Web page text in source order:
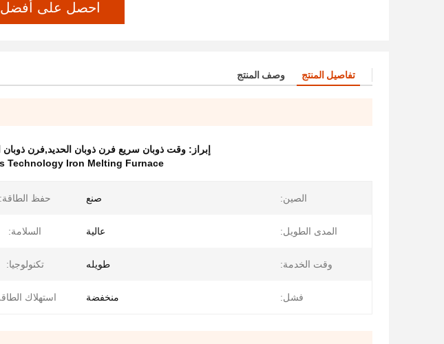
احصل على
تفاصيل المنتج وصف المنتج
إبراز: وقت ذوبان سريع فرن ذوبان الحديد,فرن ذوبان
Technology Iron Melting Furnace
الصين: صنع حفظ الطاقة:
المدى الطويل: عالية السلامة:
وقت الخدمة: طويله تكنولوجيا:
فشل: منخفضة استهلاك